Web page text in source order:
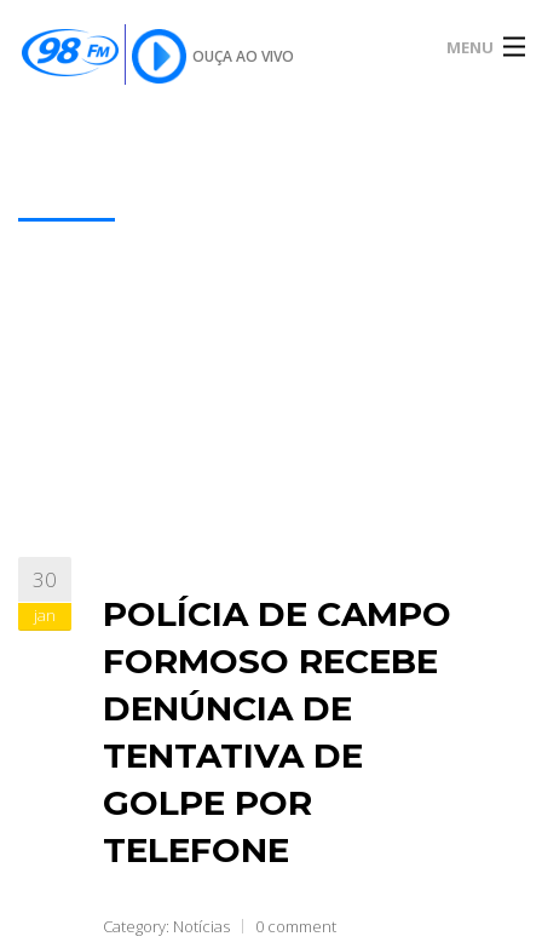
OUÇA AO VIVO MENU
SOBRE
ABRANGÊNCIA
30
jan
POLÍCIA DE CAMPO
FORMOSO RECEBE
DENÚNCIA DE
TENTATIVA DE
GOLPE POR
TELEFONE
Category: Notícias 0 comment